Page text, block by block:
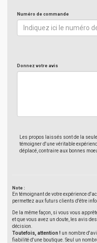
Numéro de commande
Donnez votre avis
Les propos laissés sont de la
témoigner d'une véritable
déplacé, contraire aux bonnes
Note :
En témoignant de votre expérience
permettez aux futurs clients d'être
De la même façon, si vous vous
et que vous avez un doute, les avis
décision.
Toutefois, attention ! un nombre
fiabilité d'une boutique. Seul un